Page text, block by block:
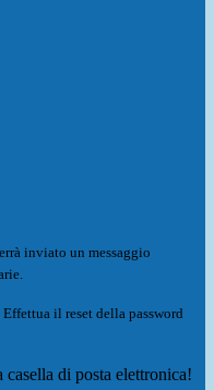
inviato un messaggio
il reset della password
di posta elettronica!